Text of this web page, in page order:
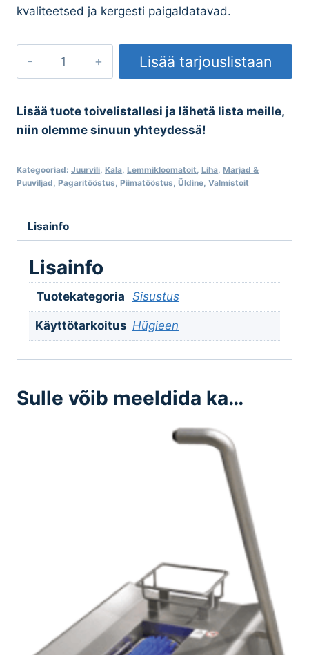
kvaliteetsed ja kergesti paigaldatavad.
Lisää tarjouslistaan
Lisää tuote toivelistallesi ja lähetä lista meille,
niin olemme sinuun yhteydessä!
Kategooriad: Juurvili Kala Lemmikloomatoit Liha Marjad &
Puuviljad Pagaritööstus Piimatööstus Üldine Valmistoit
Lisainfo
Lisainfo
Tuotekategoria Sisustus
Käyttötarkoitus Hügieen
Sulle võib meeldida ka…